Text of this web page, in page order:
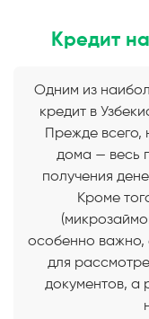
Кредит
Одним из
кредит в
Прежде всего,
дома — весь
получения
Кроме
особенно важно,
для
документов, а